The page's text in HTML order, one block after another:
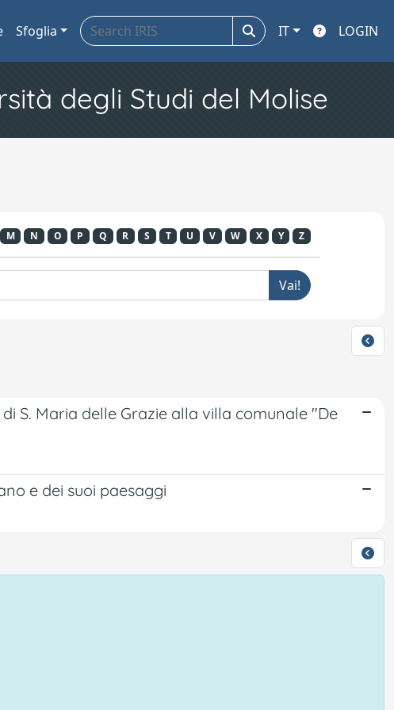
Sfoglia IT LOGIN
degli Studi del Molise
M N O P Q R S T U V W X Y Z
S. Maria delle Grazie alla villa comunale "De
e dei suoi paesaggi